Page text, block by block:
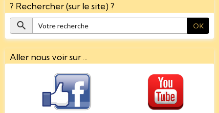
? Rechercher (sur le site) ?
OK
Aller nous voir sur ...